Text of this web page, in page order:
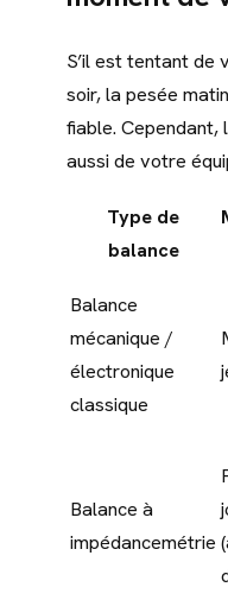
S’il est tentant de
soir, la pesée
fiable. Cependant,
aussi de votre
Type de
balance
Balance
mécanique /
électronique
classique
Balance à
impédancemétrie